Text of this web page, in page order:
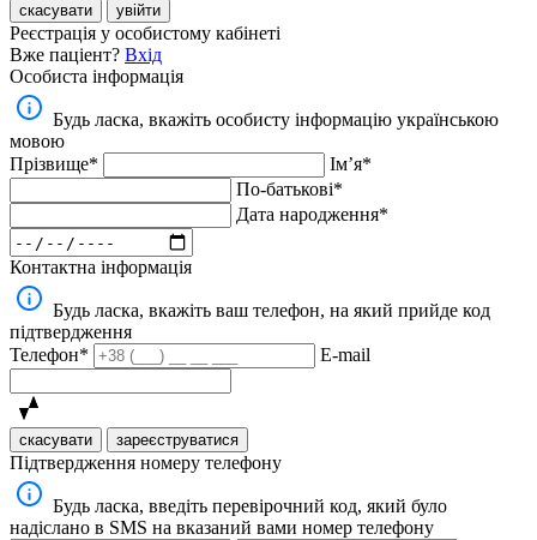
скасувати увійти
Реєстрація у особистому кабінеті
Вже паціент? Вхід
Особиста інформація
Будь ласка, вкажіть особисту інформацію українською
мовою
Прізвище*
Імʼя*
По-батькові*
Дата народження*
Контактна інформація
Будь ласка, вкажіть ваш телефон, на який прийде код
підтвердження
Телефон*
E-mail
скасувати зареєструватися
Підтвердження номеру телефону
Будь ласка, введіть перевірочний код, який було
надіслано в SMS на вказаний вами номер телефону